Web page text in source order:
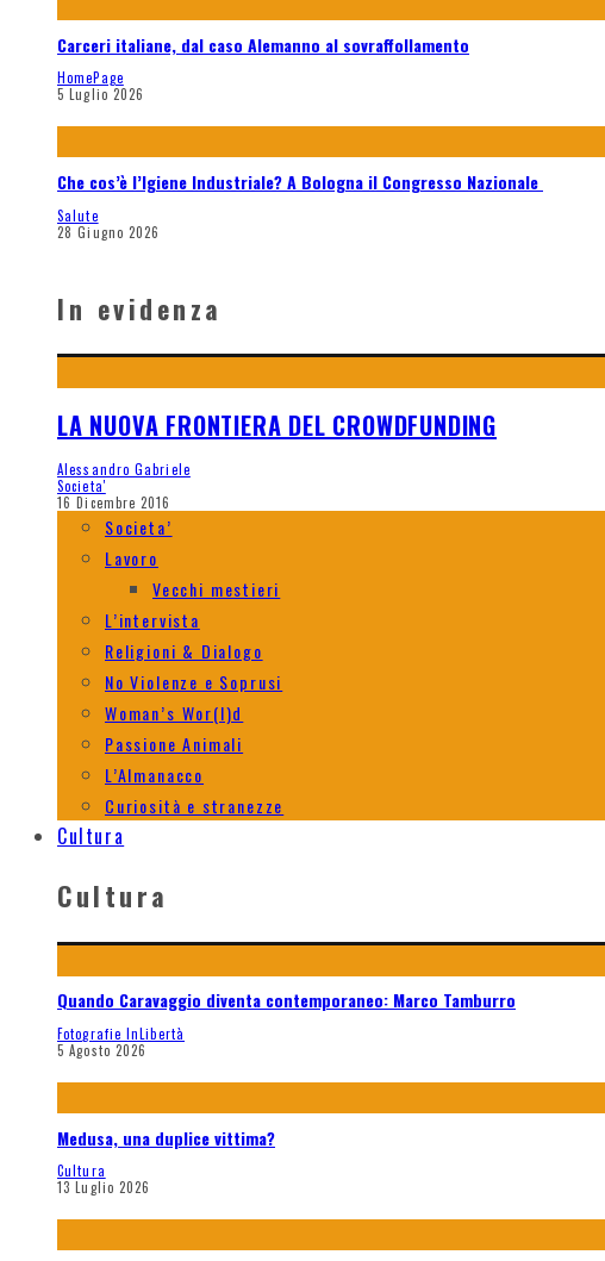
Carceri italiane, dal caso Alemanno al sovraffollamento
HomePage
5 Luglio 2026
Che cos’è l’Igiene Industriale? A Bologna il Congresso Nazionale
Salute
28 Giugno 2026
In evidenza
LA NUOVA FRONTIERA DEL CROWDFUNDING
Alessandro Gabriele
Societa'
16 Dicembre 2016
Societa’
Lavoro
Vecchi mestieri
L’intervista
Religioni & Dialogo
No Violenze e Soprusi
Woman’s Wor(l)d
Passione Animali
L’Almanacco
Curiosità e stranezze
Cultura
Cultura
Quando Caravaggio diventa contemporaneo: Marco Tamburro
Fotografie InLibertà
5 Agosto 2026
Medusa, una duplice vittima?
Cultura
13 Luglio 2026